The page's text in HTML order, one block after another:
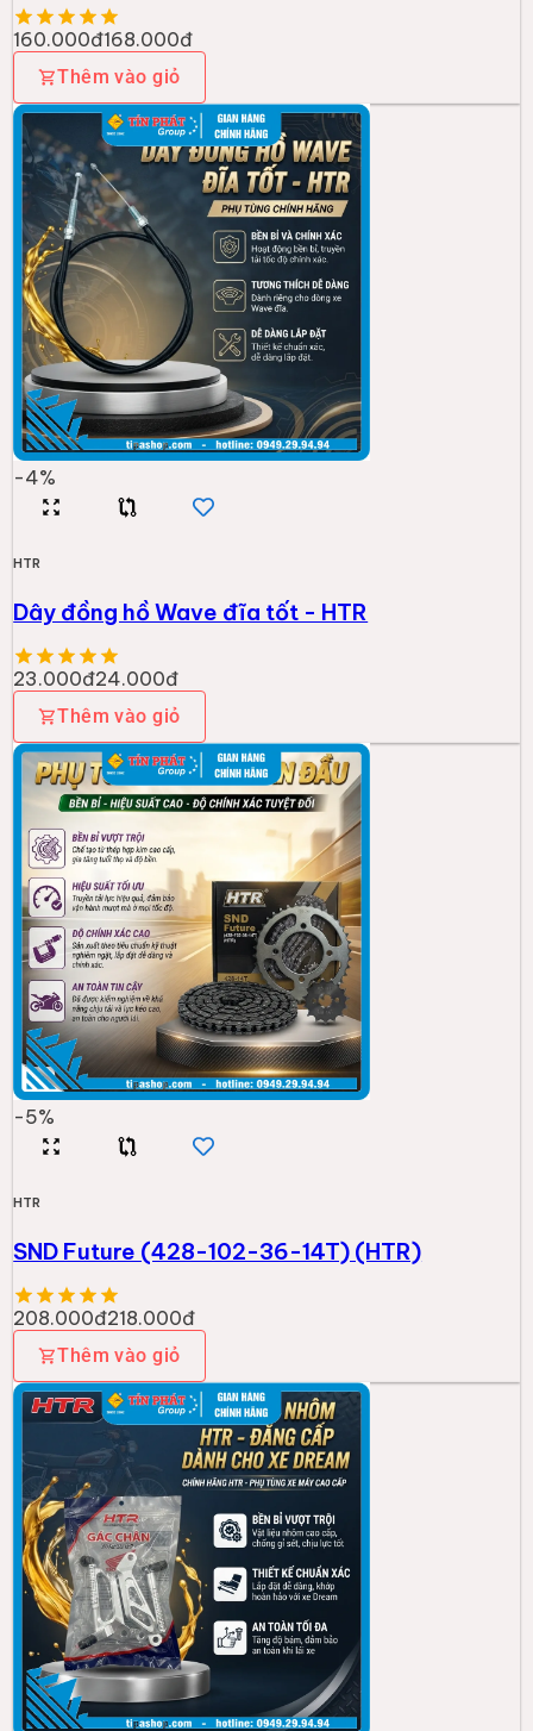
160.000đ168.000đ
Thêm vào giỏ
-4%
HTR
Dây đồng hồ Wave đĩa tốt - HTR
23.000đ24.000đ
Thêm vào giỏ
-5%
HTR
SND Future (428-102-36-14T) (HTR)
208.000đ218.000đ
Thêm vào giỏ